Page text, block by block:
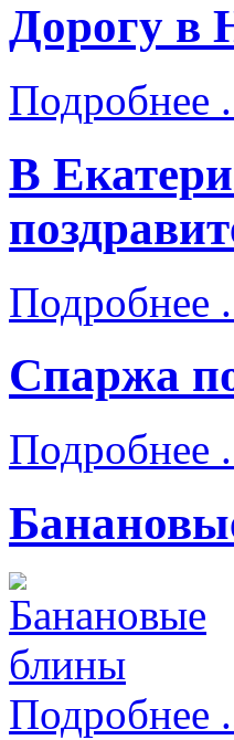
Дорогу в
Подробнее
В
Подробнее
Спаржа
Подробнее
Подробнее